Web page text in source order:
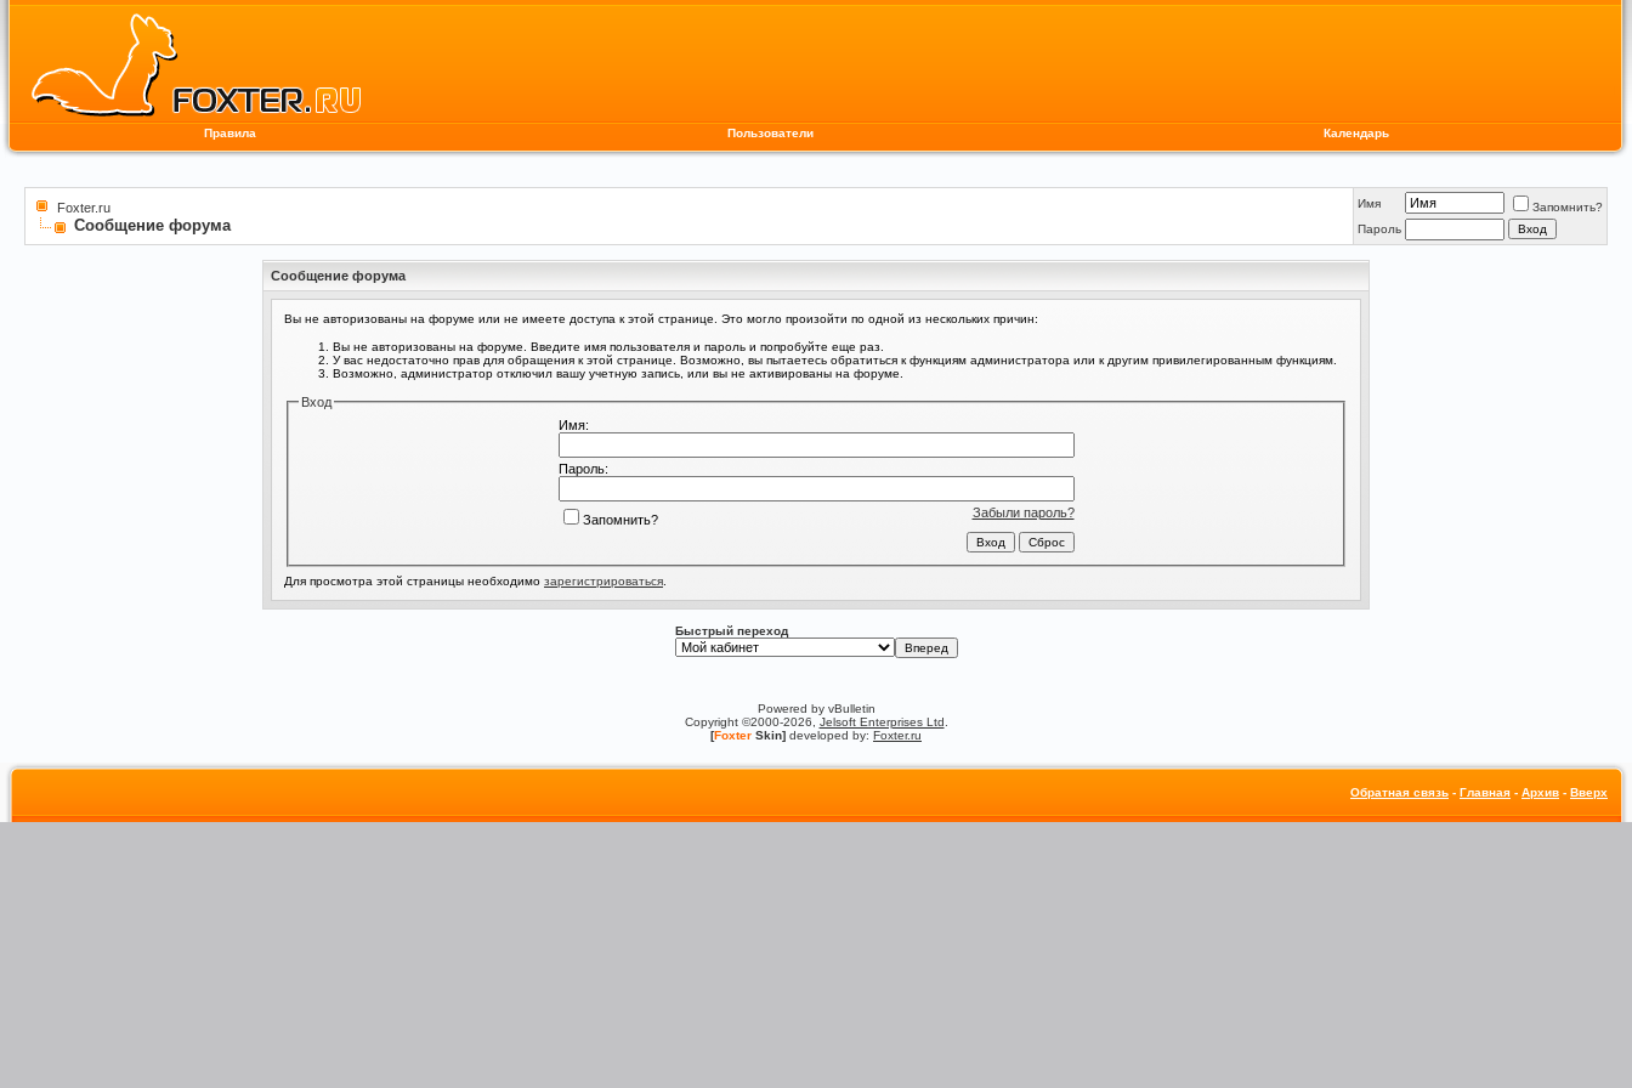
Правила Пользователи Календарь
Foxter.ru
Сообщение форума
Имя
Запомнить?
Пароль
Сообщение форума
Вы не авторизованы на форуме или не имеете доступа к этой странице. Это могло произойти по одной из нескольких причин:
Вы не авторизованы на форуме. Введите имя пользователя и пароль и попробуйте еще раз.
У вас недостаточно прав для обращения к этой странице. Возможно, вы пытаетесь обратиться к функциям администратора или к другим привилегированным функциям.
Возможно, администратор отключил вашу учетную запись, или вы не активированы на форуме.
Вход
Имя:
Пароль:
Забыли пароль?
Запомнить?
Для просмотра этой страницы необходимо зарегистрироваться
Быстрый переход
Powered by vBulletin
Copyright ©2000-2026, Jelsoft Enterprises Ltd
[Foxter Skin] developed by: Foxter.ru
Обратная связь - Главная - Архив - Вверх